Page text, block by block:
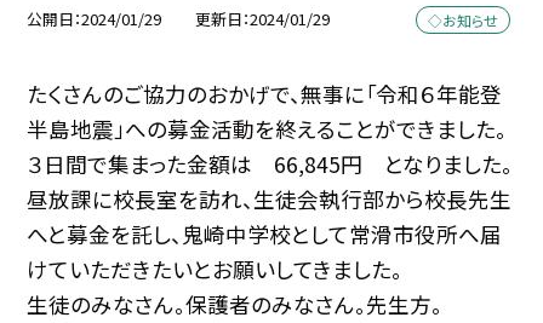
公開日 2024/01/29 更新日 2024/01/29 ◇お知らせ
たくさんのご協力のおかげで、無事に「令和６年能登
半島地震」への募金活動を終えることができました。
３日間で集まった金額は 66,845円 となりました。
昼放課に校長室を訪れ、生徒会執行部から校長先生
へと募金を託し、鬼崎中学校として常滑市役所へ届
けていただきたいとお願いしてきました。
生徒のみなさん。保護者のみなさん。先生方。